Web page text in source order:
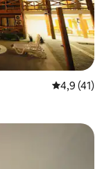
Vidutinis
4,9 (41)